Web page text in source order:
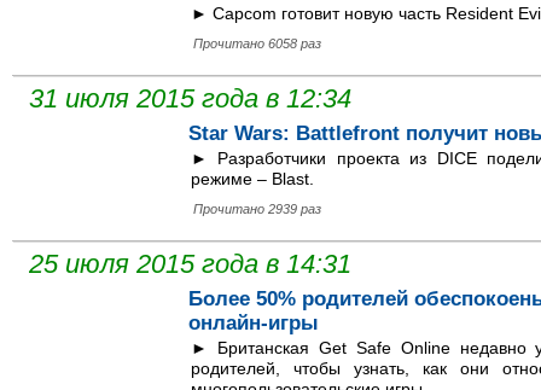
► Capcom готовит новую часть Resident
Прочитано 6058 раз
31 июля 2015 года в 12:34
Star Wars: Battlefront получит
► Разработчики проекта из DICE
режиме – Blast.
Прочитано 2939 раз
25 июля 2015 года в 14:31
Более 50% родителей
онлайн-игры
► Британская Get Safe Online недавно
родителей, чтобы узнать, как они